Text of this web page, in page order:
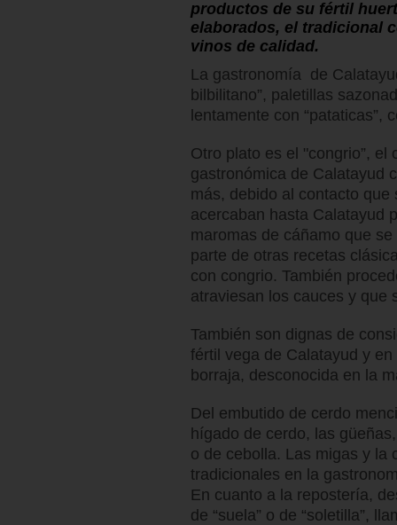
productos de su fértil
elaborados, el tradicional
vinos de calidad.
La gastronomía de
bilbilitano”, paletillas
lentamente con “pataticas”,
Otro plato es el "congrio”,
gastronómica de Calatayud
más, debido al contacto
acercaban hasta Calatayud
maromas de cáñamo que
parte de otras recetas
con congrio. También
atraviesan los cauces y que
También son dignas de
fértil vega de Calatayud y
borraja, desconocida en la
Del embutido de cerdo
hígado de cerdo, las
o de cebolla. Las migas y la
tradicionales en la
En cuanto a la repostería,
de “suela” o de “soletilla”,